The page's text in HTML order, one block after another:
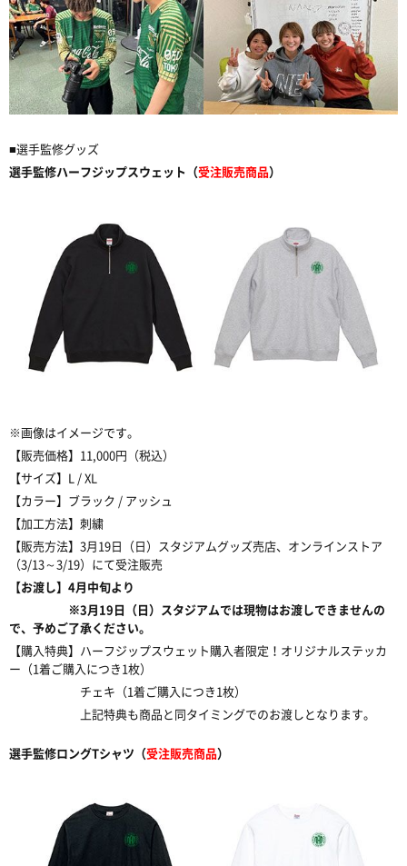
■選手監修グッズ
選手監修ハーフジップスウェット（受注販売商品）
※画像はイメージです。
【販売価格】11,000円（税込）
【サイズ】L / XL
【カラー】ブラック / アッシュ
【加工方法】刺繍
【販売方法】3月19日（日）スタジアムグッズ売店、オンラインストア
（3/13～3/19）にて受注販売
【お渡し】4月中旬より
※3月19日（日）スタジアムでは現物はお渡しできませんの
で、予めご了承ください。
【購入特典】ハーフジップスウェット購入者限定！オリジナルステッカ
ー（1着ご購入につき1枚）
チェキ（1着ご購入につき1枚）
上記特典も商品と同タイミングでのお渡しとなります。
選手監修ロングTシャツ（受注販売商品）